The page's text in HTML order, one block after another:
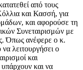
από τους
και Κασσή, για
και αφορούσε τη
Συνεταιρισμών με
Όπως ανέφερε ο κ.
λειτουργήσει ο
και
και να